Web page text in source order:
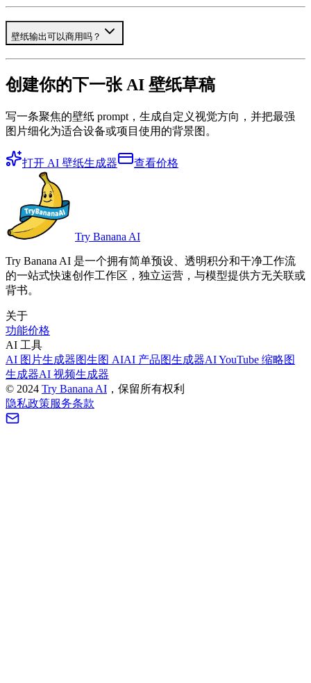
壁纸输出可以商用吗？
创建你的下一张 AI 壁纸草稿
写一条聚焦的壁纸 prompt，生成自定义视觉方向，并把最强
图片细化为适合设备或项目使用的背景图。
打开 AI 壁纸生成器 查看价格
Try Banana AI
Try Banana AI 是一个拥有简单预设、透明积分和干净工作流
的一站式快速创作工作区，独立运营，与模型提供方无关联或
背书。
关于
功能价格
AI 工具
AI 图片生成器图生图 AIAI 产品图生成器AI YouTube 缩略图
生成器AI 视频生成器
© 2024 Try Banana AI ，保留所有权利
隐私政策服务条款